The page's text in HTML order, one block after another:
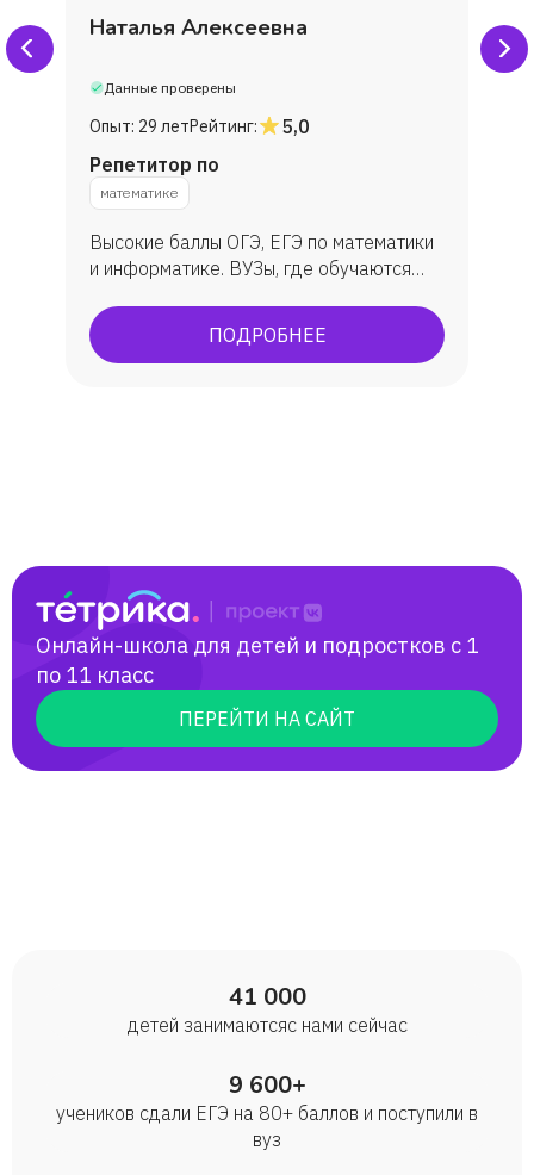
Наталья Алексеевна
Данные проверены
Опыт: 29 летРейтинг:
5,0
Репетитор по
математике
Высокие баллы ОГЭ, ЕГЭ по математики
и информатике. ВУЗы, где обучаются
(ИММиКН - мехмат) и др.
ПОДРОБНЕЕ
Онлайн-школа для детей и подростков с 1
по 11 класс
ПЕРЕЙТИ НА САЙТ
41 000
детей занимаются с нами сейчас
9 600+
учеников сдали ЕГЭ на 80+ баллов и поступили в
вуз